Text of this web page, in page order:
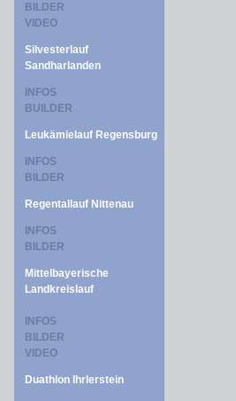
BILDER
VIDEO
Silvesterlauf
Sandharlanden
INFOS
BUILDER
Leukämielauf Regensburg
INFOS
BILDER
Regentallauf Nittenau
INFOS
BILDER
Mittelbayerische
Landkreislauf
INFOS
BILDER
VIDEO
Duathlon Ihrlerstein